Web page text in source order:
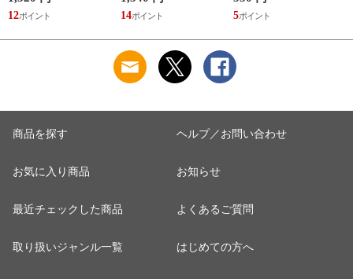
12 14 5
商品を探す
お気に入り商品
最近チェックした商品
取り扱いジャンル一覧
ヘルプ／お問い合わせ
お知らせ
よくあるご質問
はじめての方へ